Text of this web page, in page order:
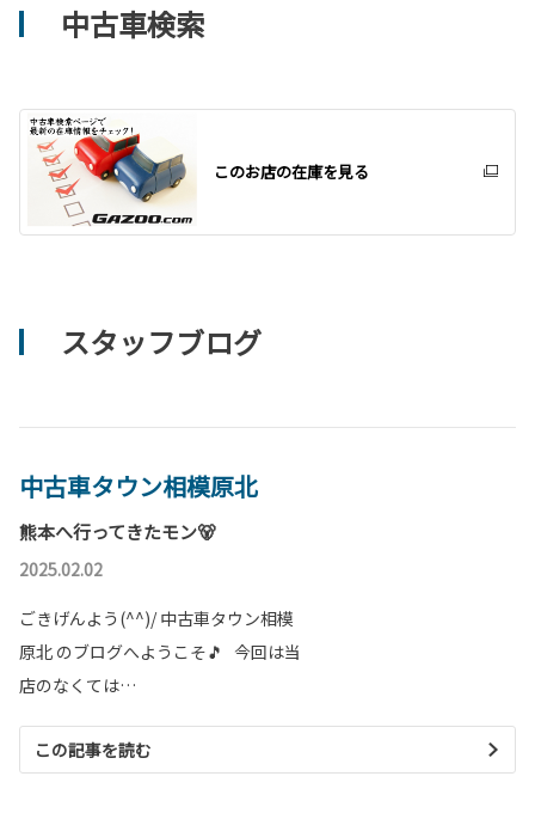
中古車検索
このお店の在庫を見る
スタッフブログ
中古車タウン相模原北
熊本へ行ってきたモン🐻
2025.02.02
ごきげんよう(^^)/ 中古車タウン相模
原北 のブログへようこそ🎵 今回は当
店のなくては…
この記事を読む